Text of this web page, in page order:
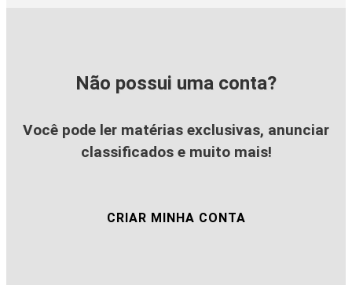
Não possui uma conta?
Você pode ler matérias exclusivas, anunciar
classificados e muito mais!
CRIAR MINHA CONTA